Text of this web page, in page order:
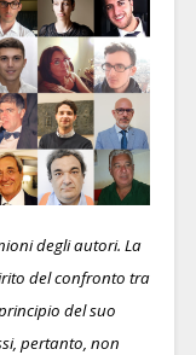
degli autori. La
del confronto tra
del suo
pertanto, non